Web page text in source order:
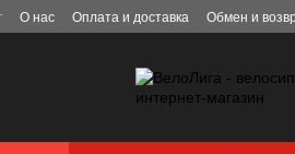
О нас Оплата и доставка Обмен и